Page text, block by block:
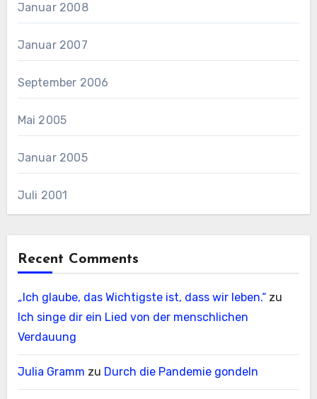
Januar 2008
Januar 2007
September 2006
Mai 2005
Januar 2005
Juli 2001
Recent Comments
„Ich glaube, das Wichtigste ist, dass wir leben.“zu
Ich singe dir ein Lied von der menschlichen
Verdauung
Julia Gramm zu Durch die Pandemie gondeln